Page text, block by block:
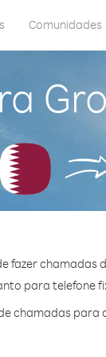
Comunidades
fazer chamadas
para
chamadas